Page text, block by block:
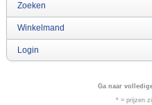
Zoeken
Winkelmand
Login
Ga naar
* = prijzen